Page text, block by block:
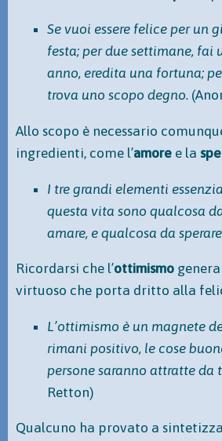
Se vuoi essere felice per un
festa; per due settimane, fai
anno, eredita una fortuna;
trova uno scopo degno.
Allo scopo è necessario
ingredienti, come l’amore e la
I tre grandi elementi
questa vita sono qualcosa
amare, e qualcosa da
Ricordarsi che l’ottimismo
virtuoso che porta dritto alla
L’ottimismo è un magnete
rimani positivo, le cose
persone saranno attratte da
Retton)
Qualcuno ha provato a